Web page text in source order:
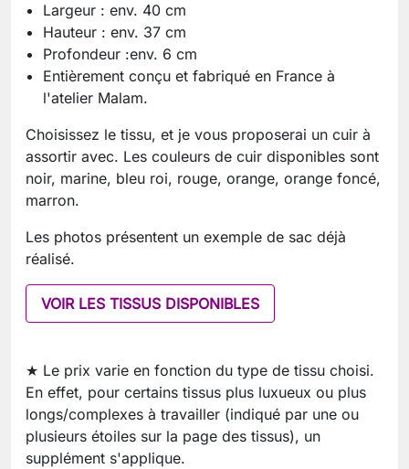
Largeur : env. 40 cm
Hauteur : env. 37 cm
Profondeur :env. 6 cm
Entièrement conçu et fabriqué en France à
l'atelier Malam.
Choisissez le tissu, et je vous proposerai un cuir à
assortir avec. Les couleurs de cuir disponibles sont
noir, marine, bleu roi, rouge, orange, orange foncé,
marron.
Les photos présentent un exemple de sac déjà
réalisé.
VOIR LES TISSUS DISPONIBLES
★ Le prix varie en fonction du type de tissu choisi.
En effet, pour certains tissus plus luxueux ou plus
longs/complexes à travailler (indiqué par une ou
plusieurs étoiles sur la page des tissus), un
supplément s'applique.